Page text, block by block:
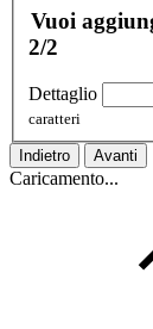
Vuoi
2/2
Dettaglio
caratteri
Indietro Avanti
Caricamento...